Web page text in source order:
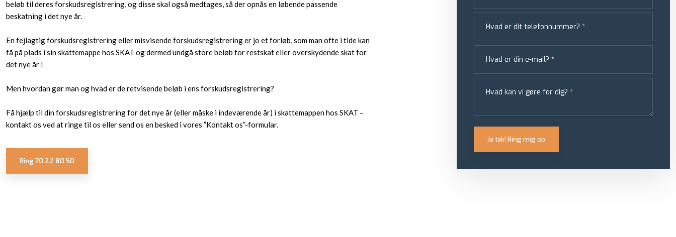
beløb til deres forskudsregistrering, og disse skal også medtages, så der opnås en løbende passende
beskatning i det nye år.
En fejlagtig forskudsregistrering eller misvisende forskudsregistrering er jo et forløb, som man ofte i tide kan
få på plads i sin skattemappe hos SKAT og dermed undgå store beløb for restskat eller overskydende skat for
det nye år !
Men hvordan gør man og hvad er de retvisende beløb i ens forskudsregistrering?
Få hjælp til din forskudsregistrering for det nye år (eller måske i indeværende år) i skattemappen hos SKAT –
kontakt os ved at ringe til os eller send os en besked i vores ”Kontakt os”-formular.​
Ring 70 22 80 50​